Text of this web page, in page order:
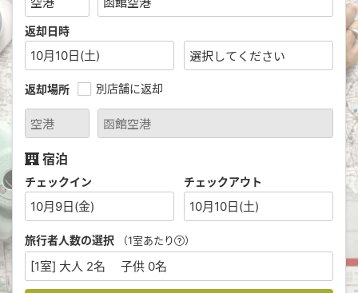
返却日時
10月10日(土)
返却場所 別店舗に返却
宿泊
チェックイン
10月9日(金)
チェックアウト
10月10日(土)
旅行者人数の選択 （1室あたり ）
[1室] 大人 2名 子供 0名